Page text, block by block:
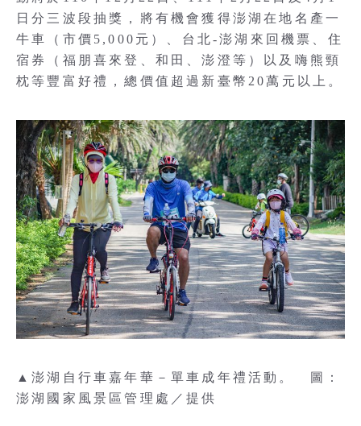
日分三波段抽獎，將有機會獲得澎湖在地名產一
牛車（市價5,000元）、台北-澎湖來回機票、住
宿券（福朋喜來登、和田、澎澄等）以及嗨熊頸
枕等豐富好禮，總價值超過新臺幣20萬元以上。
▲澎湖自行車嘉年華－單車成年禮活動。 圖：
澎湖國家風景區管理處／提供